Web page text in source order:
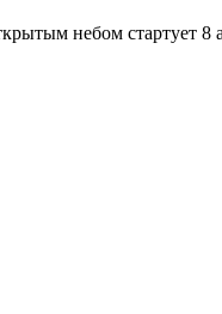
небом стартует 8